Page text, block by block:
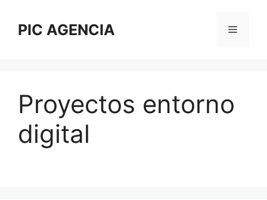
PIC AGENCIA
Proyectos entorno
digital